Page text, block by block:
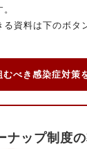
資料は下のボタ
むべき感染症対策
ナップ制度